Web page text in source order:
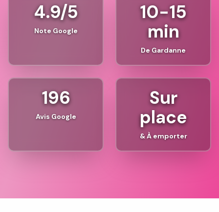
4.9/5
Note Google
10-15
min
De Gardanne
196
Avis Google
Sur
place
& À emporter